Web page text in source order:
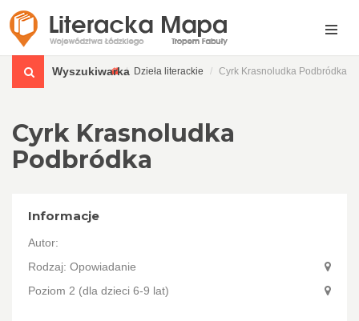
Wyszukiwarka Dzieła literackie Cyrk Krasnoludka Podbródka
Cyrk Krasnoludka
Podbródka
Informacje
Autor:
Rodzaj: Opowiadanie
Poziom 2 (dla dzieci 6-9 lat)